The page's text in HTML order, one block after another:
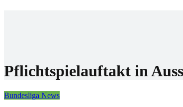
Pflichtspielauftakt in
Bundesliga News